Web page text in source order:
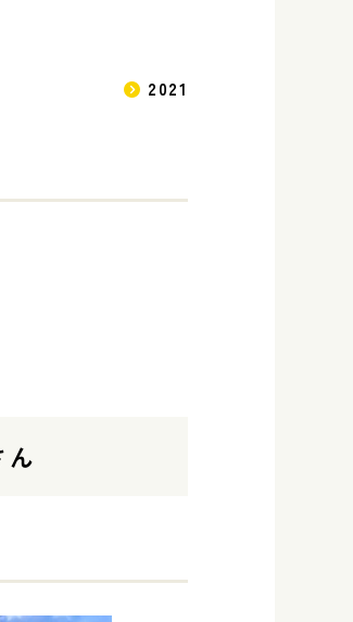
2021
ん